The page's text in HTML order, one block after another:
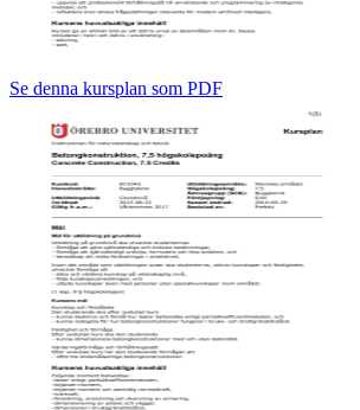
Se denna kursplan som PDF